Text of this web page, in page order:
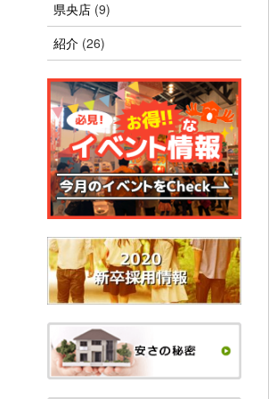
県央店(9)
紹介(26)